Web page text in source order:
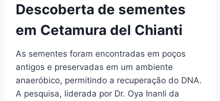
Descoberta de sementes
em Cetamura del Chianti
As sementes foram encontradas em poços
antigos e preservadas em um ambiente
anaeróbico, permitindo a recuperação do DNA.
A pesquisa, liderada por Dr. Oya Inanli da